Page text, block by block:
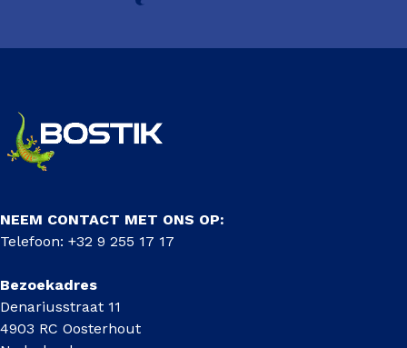
NEEM CONTACT MET ONS OP:
Telefoon: +32 9 255 17 17
Bezoekadres
Denariusstraat 11
4903 RC Oosterhout